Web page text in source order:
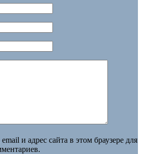
и адрес сайта в этом браузере для